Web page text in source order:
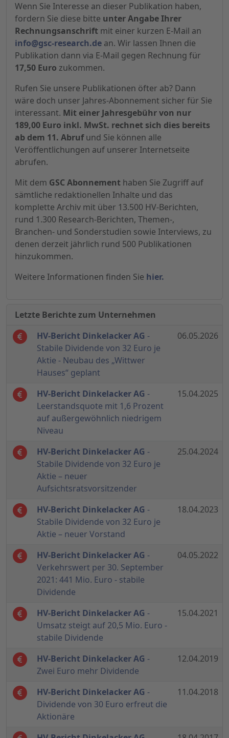
Wenn Sie Interesse an dieser Publikation haben,
fordern Sie diese bitte unter Angabe Ihrer
Rechnungsanschrift mit einer kurzen E-Mail an
info@gsc-research.de an. Wir lassen Ihnen die
Publikation dann via E-Mail gegen Rechnung für
17,50 Euro zukommen.
Rufen Sie unsere Publikationen öfter ab? Dann
wäre doch unser Jahres-Abonnement sicher für Sie
interessant. Mit einer Jahresgebühr von nur
189,00 Euro inkl. MwSt. rechnet sich dies bereits
ab dem 11. Abrufund Sie können alle
Veröffentlichungen auf unserer Internetseite
abrufen.
Mit dem GSC Abonnement haben Sie Zugriff auf
sämtliche redaktionellen Inhalte und das
komplette Archiv mit über 13.500 HV-Berichten,
rund 1.300 Research-Berichten, Themen-,
Branchen- und Sonderstudien sowie Interviews, zu
denen derzeit jährlich rund 500 Publikationen
hinzukommen.
Weitere Informationen finden Sie hier.
Letzte Berichte zum Unternehmen
HV-Bericht Dinkelacker AG -
Stabile Dividende von 32 Euro je
Aktie - Neubau des „Wittwer
Hauses“ geplant
06.05.2026
HV-Bericht Dinkelacker AG -
Leerstandsquote mit 1,6 Prozent
auf außergewöhnlich niedrigem
Niveau
15.04.2025
HV-Bericht Dinkelacker AG -
Stabile Dividende von 32 Euro je
Aktie – neuer
Aufsichtsratsvorsitzender
25.04.2024
HV-Bericht Dinkelacker AG -
Stabile Dividende von 32 Euro je
Aktie – neuer Vorstand
18.04.2023
HV-Bericht Dinkelacker AG -
Verkehrswert per 30. September
2021: 441 Mio. Euro - stabile
Dividende
04.05.2022
HV-Bericht Dinkelacker AG -
Umsatz steigt auf 20,5 Mio. Euro -
stabile Dividende
15.04.2021
HV-Bericht Dinkelacker AG -
Zwei Euro mehr Dividende
12.04.2019
HV-Bericht Dinkelacker AG -
Dividende von 30 Euro erfreut die
Aktionäre
11.04.2018